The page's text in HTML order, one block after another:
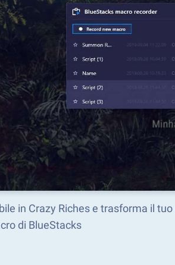
in Crazy Riches e trasforma il
di BlueStacks